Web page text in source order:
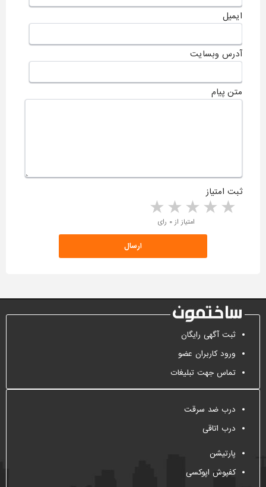
ایمیل
آدرس وبسایت
متن پیام
ثبت امتیاز
4 stars 3 stars 2 stars 1 star امتیاز از ۰ رای
ثبت آگهی رایگان
ورود کاربران عضو
تماس جهت تبلیغات
درب ضد سرقت
درب اتاقی
پارتیشن
کفپوش اپوکسی